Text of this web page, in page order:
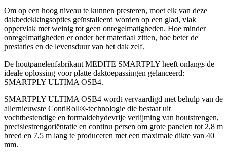
Om op een hoog niveau te kunnen presteren, moet elk van deze
dakbedekkingsopties geïnstalleerd worden op een glad, vlak
oppervlak met weinig tot geen onregelmatigheden. Hoe minder
onregelmatigheden er onder het materiaal zitten, hoe beter de
prestaties en de levensduur van het dak zelf.
De houtpanelenfabrikant MEDITE SMARTPLY heeft onlangs de
ideale oplossing voor platte daktoepassingen gelanceerd:
SMARTPLY ULTIMA OSB4.
SMARTPLY ULTIMA OSB4 wordt vervaardigd met behulp van de
allernieuwste ContiRoll®-technologie die bestaat uit
vochtbestendige en formaldehydevrije verlijming van houtstrengen,
precisiestrengoriëntatie en continu persen om grote panelen tot 2,8 m
breed en 7,5 m lang te produceren met een maximale dikte van 40
mm.